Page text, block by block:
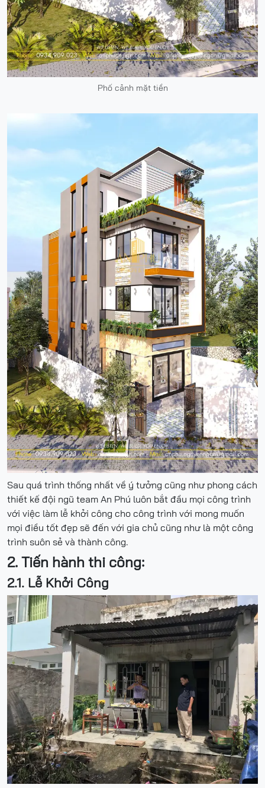
Phố cảnh mặt tiền
Sau quá trình thống nhất về ý tưởng cũng như phong cách
thiết kế đội ngũ team An Phú luôn bắt đầu mọi công trình
với việc làm lễ khởi công cho công trình với mong muốn
mọi điều tốt đẹp sẽ đến với gia chủ cũng như là một công
trình suôn sẻ và thành công.
2. Tiến hành thi công:
2.1. Lễ Khởi Công